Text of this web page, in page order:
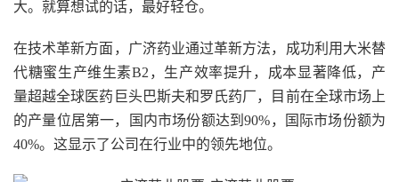
大。就算想试的话，最好轻仓。
在技术革新方面，广济药业通过革新方法，成功利用大米替
代糖蜜生产维生素B2，生产效率提升，成本显著降低，产
量超越全球医药巨头巴斯夫和罗氏药厂，目前在全球市场上
的产量位居第一，国内市场份额达到90%，国际市场份额为
40%。这显示了公司在行业中的领先地位。